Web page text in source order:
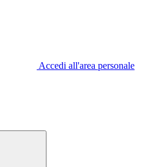
Accedi all'area personale